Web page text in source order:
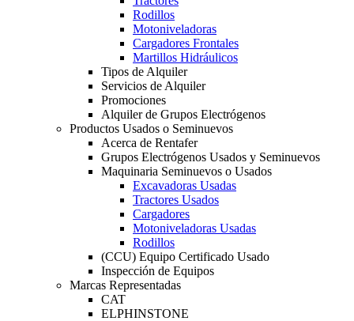
Rodillos
Motoniveladoras
Cargadores Frontales
Martillos Hidráulicos
Tipos de Alquiler
Servicios de Alquiler
Promociones
Alquiler de Grupos Electrógenos
Productos Usados o Seminuevos
Acerca de Rentafer
Grupos Electrógenos Usados y Seminuevos
Maquinaria Seminuevos o Usados
Excavadoras Usadas
Tractores Usados
Cargadores
Motoniveladoras Usadas
Rodillos
(CCU) Equipo Certificado Usado
Inspección de Equipos
Marcas Representadas
CAT
ELPHINSTONE